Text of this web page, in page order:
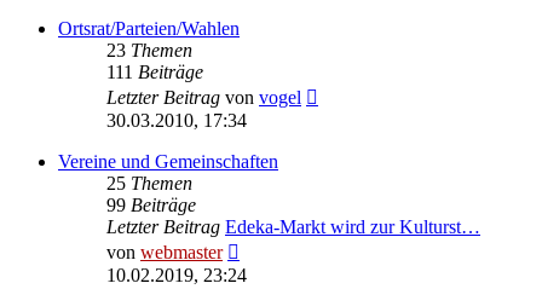
Ortsrat/Parteien/Wahlen
23 Themen
111 Beiträge
Letzter Beitrag von vogel
30.03.2010, 17:34
Vereine und Gemeinschaften
25 Themen
99 Beiträge
Letzter Beitrag Edeka-Markt wird zur Kulturst…
von webmaster
Beitrag
10.02.2019, 23:24